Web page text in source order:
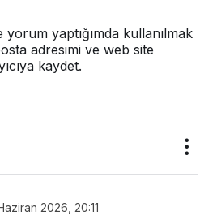
yaptığımda kullanılmak
adresimi ve web site
kaydet.
2026, 20:11